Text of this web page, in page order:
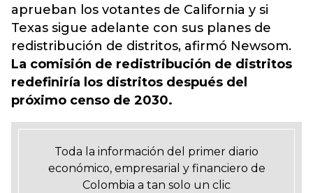
aprueban los votantes de California y si
Texas sigue adelante con sus planes de
redistribución de distritos, afirmó Newsom.
La comisión de redistribución de distritos
redefiniría los distritos después del
próximo censo de 2030.
Toda la información del primer diario
económico, empresarial y financiero de
Colombia a tan solo un clic